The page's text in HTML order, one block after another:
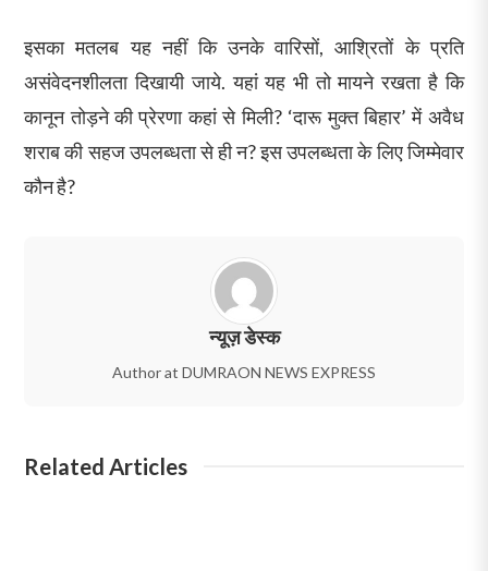
इसका मतलब यह नहीं कि उनके वारिसों, आश्रितों के प्रति
असंवेदनशीलता दिखायी जाये. यहां यह भी तो मायने रखता है कि
कानून तोड़ने की प्रेरणा कहां से मिली? ‘दारू मुक्त बिहार’ में अवैध
शराब की सहज उपलब्धता से ही न? इस उपलब्धता के लिए जिम्मेवार
कौन है?
न्यूज़ डेस्क
Author at DUMRAON NEWS EXPRESS
Related Articles